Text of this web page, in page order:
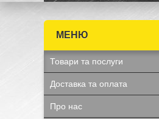
Товари та послуги
Доставка та оплата
Про нас